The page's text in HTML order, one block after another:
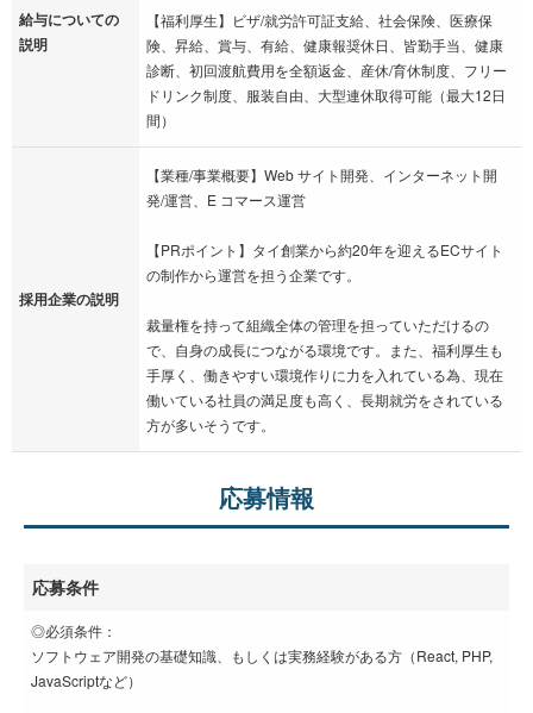
給与についての
説明
【福利厚生】ビザ/就労許可証支給、社会保険、医療保
険、昇給、賞与、有給、健康報奨休日、皆勤手当、健康
診断、初回渡航費用を全額返金、産休/育休制度、フリー
ドリンク制度、服装自由、大型連休取得可能（最大12日
間）
採用企業の説明
【業種/事業概要】Web サイト開発、インターネット開
発/運営、E コマース運営
【PRポイント】タイ創業から約20年を迎えるECサイト
の制作から運営を担う企業です。
裁量権を持って組織全体の管理を担っていただけるの
で、自身の成長につながる環境です。また、福利厚生も
手厚く、働きやすい環境作りに力を入れている為、現在
働いている社員の満足度も高く、長期就労をされている
方が多いそうです。
応募情報
応募条件
◎必須条件：
ソフトウェア開発の基礎知識、もしくは実務経験がある方（React, PHP,
JavaScriptなど）